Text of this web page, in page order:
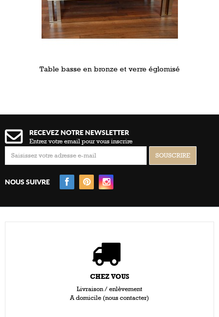
Table basse en bronze et verre églomisé
RECEVEZ NOTRE NEWSLETTER
Entrez votre email pour vous inscrire
NOUS SUIVRE
CHEZ VOUS
Livraison / enlèvement
A domicile (nous contacter)